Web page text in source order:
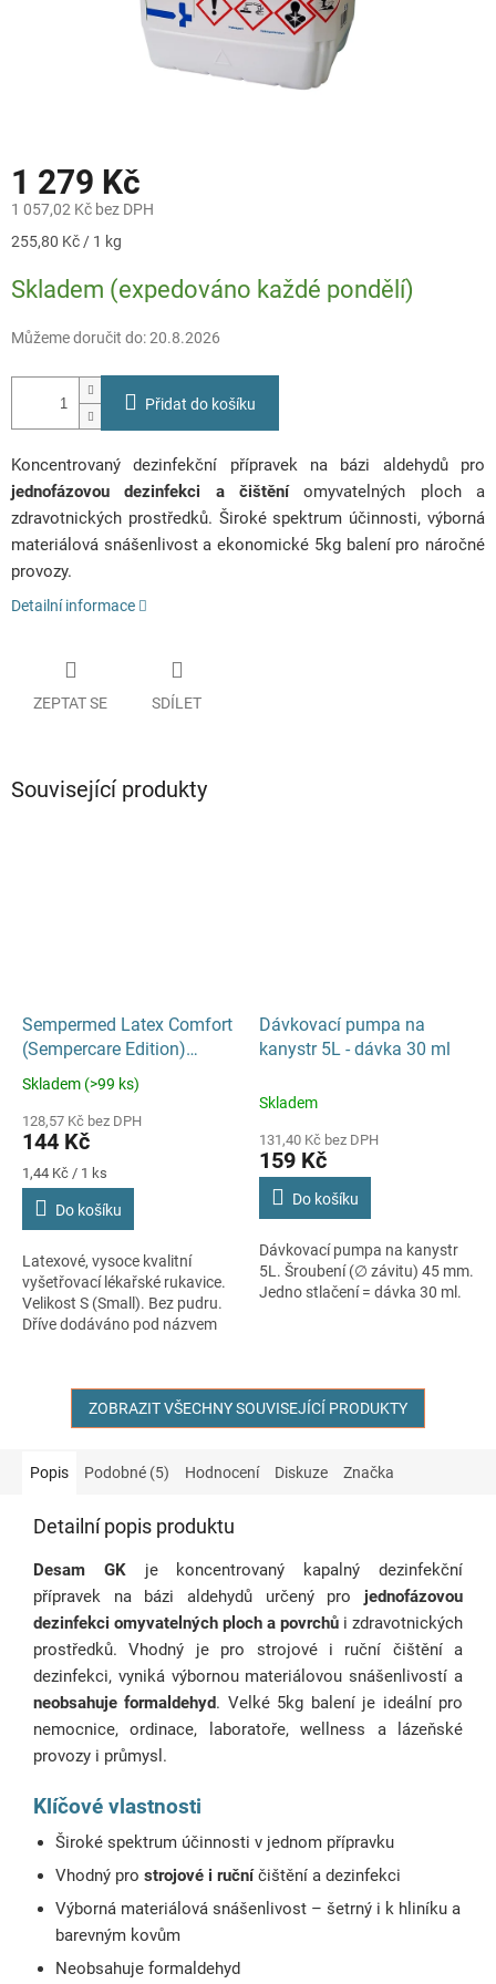
1 279 Kč
1 057,02 Kč bez DPH
Měrná
255,80 Kč / 1 kg
Skladem (expedováno každé pondělí)
Můžeme doručit do:20.8.2026
Přidat do košíku
Koncentrovaný dezinfekční přípravek na bázi aldehydů pro
jednofázovou dezinfekci a čištěníomyvatelných ploch a
zdravotnických prostředků. Široké spektrum účinnosti, výborná
materiálová snášenlivost a ekonomické 5kg balení pro náročné
provozy.
Detailní informace
ZEPTAT SE SDÍLET
Související produkty
Sempermed Latex Comfort
(Sempercare Edition)
rukavice bez pudru S 100
Průměrné
produktu
je
5,0
z
hvězdiček.
Skladem (>99 ks)
128,57 Kč bez DPH
144 Kč
Měrná
cena:
1,44 Kč / 1 ks
Do košíku
Latexové, vysoce kvalitní
vyšetřovací lékařské rukavice.
Velikost S (Small). Bez pudru.
Dříve dodáváno pod názvem
Dávkovací pumpa na
kanystr 5L - dávka 30 ml
Skladem
131,40 Kč bez DPH
159 Kč
Do košíku
Dávkovací pumpa na kanystr
5L. Šroubení (∅ závitu) 45 mm.
Jedno stlačení = dávka 30 ml.
ZOBRAZIT VŠECHNY SOUVISEJÍCÍ PRODUKTY
Popis Podobné (5) Hodnocení Diskuze Značka
Detailní popis produktu
Desam GKje koncentrovaný kapalný dezinfekční
přípravek na bázi aldehydů určený pro jednofázovou
dezinfekci omyvatelných ploch a povrchů i zdravotnických
prostředků. Vhodný je pro strojové i ruční čištění a
dezinfekci, vyniká výbornou materiálovou snášenlivostí a
neobsahuje formaldehyd. Velké 5kg balení je ideální pro
nemocnice, ordinace, laboratoře, wellness a lázeňské
provozy i průmysl.
Klíčové vlastnosti
Široké spektrum účinnosti v jednom přípravku
Vhodný pro strojové i ručníčištění a dezinfekci
Výborná materiálová snášenlivost – šetrný i k hliníku a
barevným kovům
Neobsahuje formaldehyd